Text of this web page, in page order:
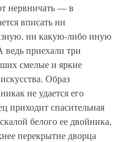
нервничать — в
вписать ни
ни какую-либо иную
приехали три
смелые и яркие
Образ
не удается его
приходит спасительная
белого ее двойника,
перекрытие дворца